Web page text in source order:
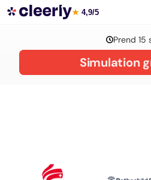
La gestion de patrimoine avec
★ 4,9/5